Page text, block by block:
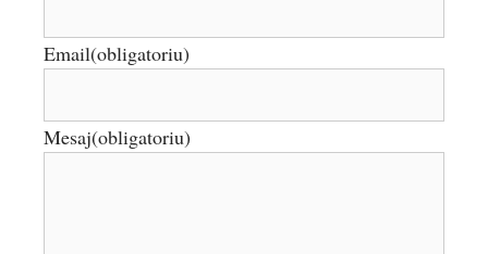
Email(obligatoriu)
Mesaj(obligatoriu)